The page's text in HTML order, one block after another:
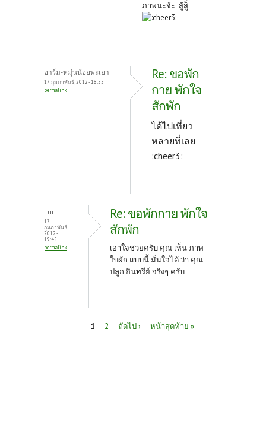
ภาพนะจ้ะ สู้สู็
อาร์ม-หมุ่นน้อยพะเยา
17 กุมภาพันธ์, 2012 - 18:55
permalink
Re: ขอพัก
กาย พักใจ
สักพัก
ได้ไปเที่ยว
หลายที่เลย
:cheer3:
Tui
17
กุมภาพันธ์,
2012 -
19:45
permalink
Re: ขอพักกาย พักใจ
สักพัก
เอาใจช่วยครับ คุณ เห็น ภาพ
ใบผัก แบบนี้ มั่นใจได้ ว่า คุณ
ปลูก อินทรีย์ จริงๆ ครับ
1 2 ถัดไป › หน้าสุดท้าย »